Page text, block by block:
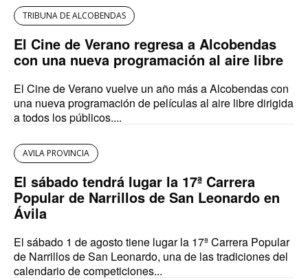
TRIBUNA DE ALCOBENDAS
El Cine de Verano regresa a Alcobendas
con una nueva programación al aire libre
El Cine de Verano vuelve un año más a Alcobendas con
una nueva programación de películas al aire libre dirigida
a todos los públicos....
AVILA PROVINCIA
El sábado tendrá lugar la 17ª Carrera
Popular de Narrillos de San Leonardo en
Ávila
El sábado 1 de agosto tiene lugar la 17ª Carrera Popular
de Narrillos de San Leonardo, una de las tradiciones del
calendario de competiciones...